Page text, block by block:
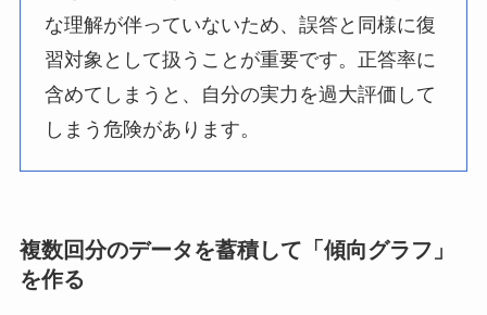
な理解が伴っていないため、誤答と同様に復
習対象として扱うことが重要です。正答率に
含めてしまうと、自分の実力を過大評価して
しまう危険があります。
複数回分のデータを蓄積して「傾向グラフ」
を作る